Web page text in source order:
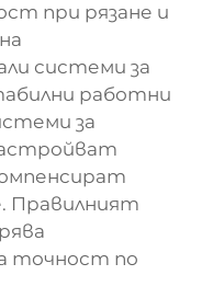
при рязане и
системи за
работни
за
Правилният
точност по